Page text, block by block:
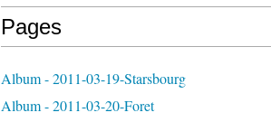
Pages
Album - 2011-03-19-Starsbourg
Album - 2011-03-20-Foret